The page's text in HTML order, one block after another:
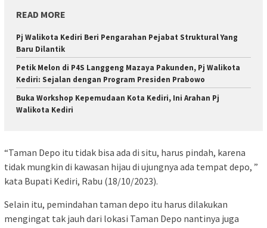
READ MORE
Pj Walikota Kediri Beri Pengarahan Pejabat Struktural Yang
Baru Dilantik
Petik Melon di P4S Langgeng Mazaya Pakunden, Pj Walikota
Kediri: Sejalan dengan Program Presiden Prabowo
Buka Workshop Kepemudaan Kota Kediri, Ini Arahan Pj
Walikota Kediri
“Taman Depo itu tidak bisa ada di situ, harus pindah, karena
tidak mungkin di kawasan hijau di ujungnya ada tempat depo, ”
kata Bupati Kediri, Rabu (18/10/2023).
Selain itu, pemindahan taman depo itu harus dilakukan
mengingat tak jauh dari lokasi Taman Depo nantinya juga